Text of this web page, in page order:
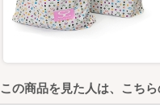
この商品を見た人は、こち